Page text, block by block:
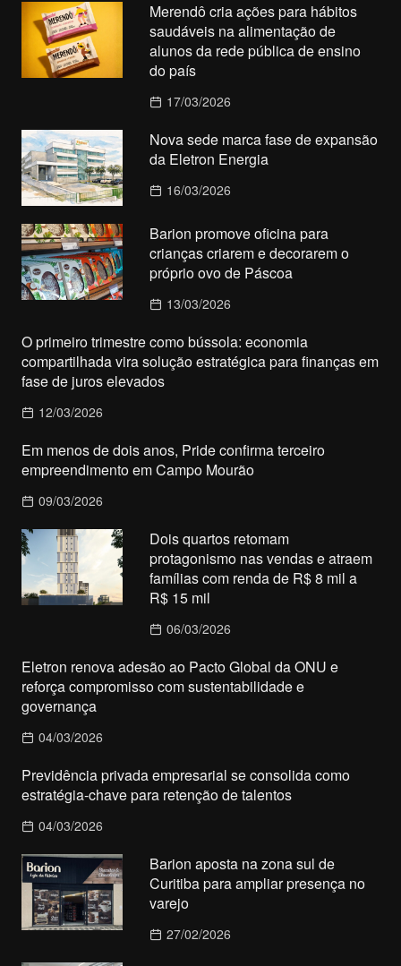
Merendô cria ações para hábitos
saudáveis na alimentação de
alunos da rede pública de ensino
do país
17/03/2026
Nova sede marca fase de expansão
da Eletron Energia
16/03/2026
Barion promove oficina para
crianças criarem e decorarem o
próprio ovo de Páscoa
13/03/2026
O primeiro trimestre como bússola: economia
compartilhada vira solução estratégica para finanças em
fase de juros elevados
12/03/2026
Em menos de dois anos, Pride confirma terceiro
empreendimento em Campo Mourão
09/03/2026
Dois quartos retomam
protagonismo nas vendas e atraem
famílias com renda de R$ 8 mil a
R$ 15 mil
06/03/2026
Eletron renova adesão ao Pacto Global da ONU e
reforça compromisso com sustentabilidade e
governança
04/03/2026
Previdência privada empresarial se consolida como
estratégia-chave para retenção de talentos
04/03/2026
Barion aposta na zona sul de
Curitiba para ampliar presença no
varejo
27/02/2026